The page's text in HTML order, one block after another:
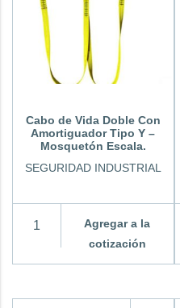
Cabo de Vida Doble Con
Amortiguador Tipo Y –
Mosquetón Escala.
SEGURIDAD INDUSTRIAL
Agregar a la
cotización